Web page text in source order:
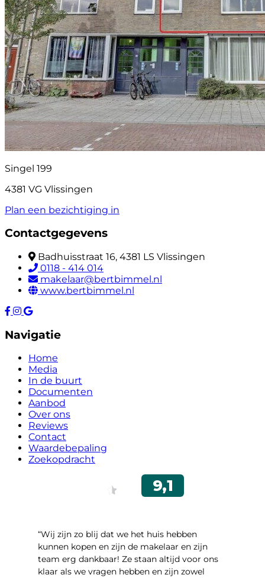
Singel 199
4381 VG Vlissingen
Plan een bezichtiging in
Contactgegevens
Badhuisstraat 16, 4381 LS Vlissingen
0118 - 414 014
makelaar@bertbimmel.nl
www.bertbimmel.nl
Navigatie
Home
Media
In de buurt
Documenten
Aanbod
Over ons
Reviews
Contact
Waardebepaling
Zoekopdracht
“Wij zijn zo blij dat we het huis hebben
kunnen kopen en zijn de makelaar en zijn
team erg dankbaar! Ze staan altijd voor ons
klaar als we vragen hebben en zijn zowel